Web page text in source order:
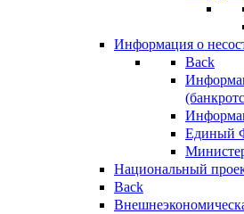
Информация о
Back
Единый
Национальный
Back